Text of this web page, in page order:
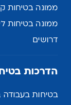
ממונה בטיחות
ממונה בטיחות
דרושים
הדרכות
בטיחות בעבודה